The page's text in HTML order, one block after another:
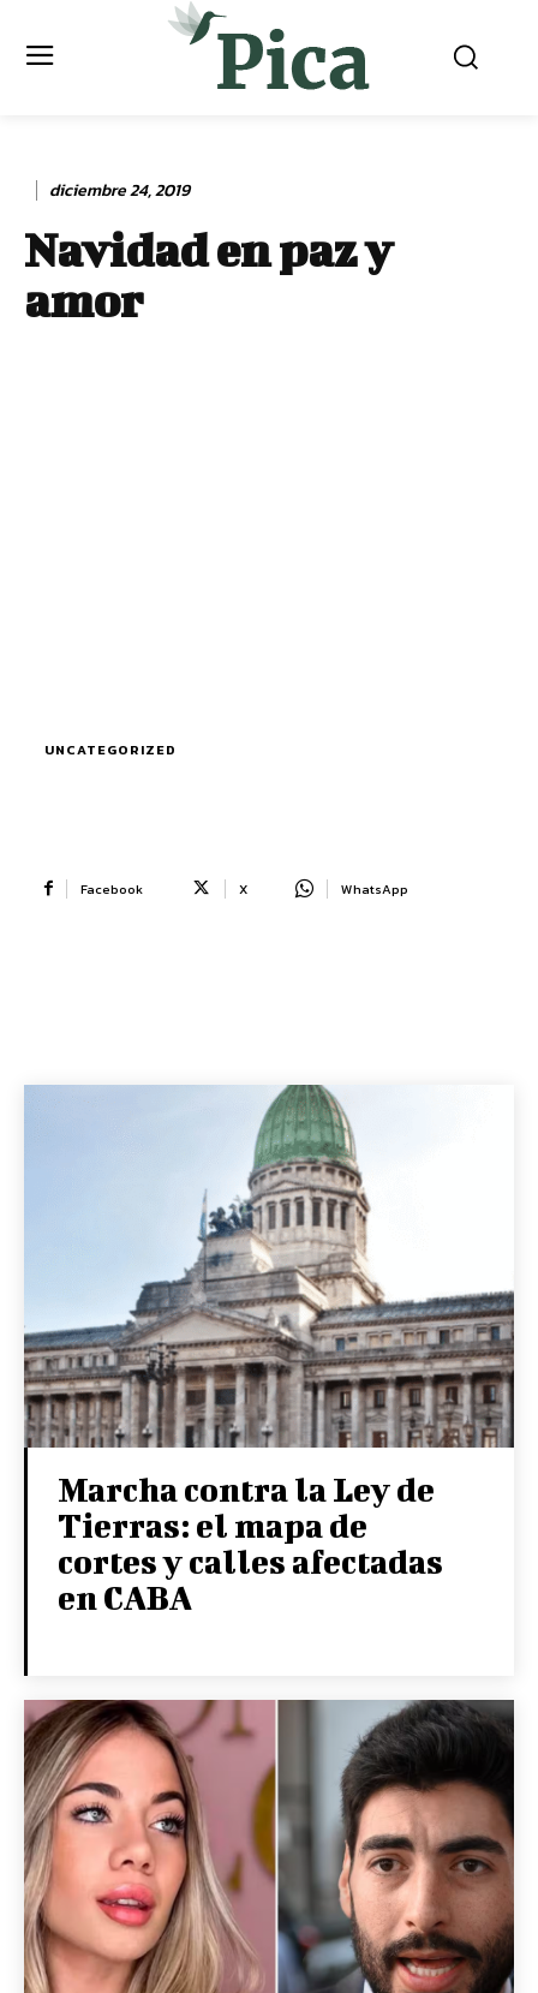
diciembre 24, 2019
Navidad en paz y
amor
UNCATEGORIZED
Facebook X WhatsApp
Marcha contra la Ley de
Tierras: el mapa de
cortes y calles afectadas
en CABA